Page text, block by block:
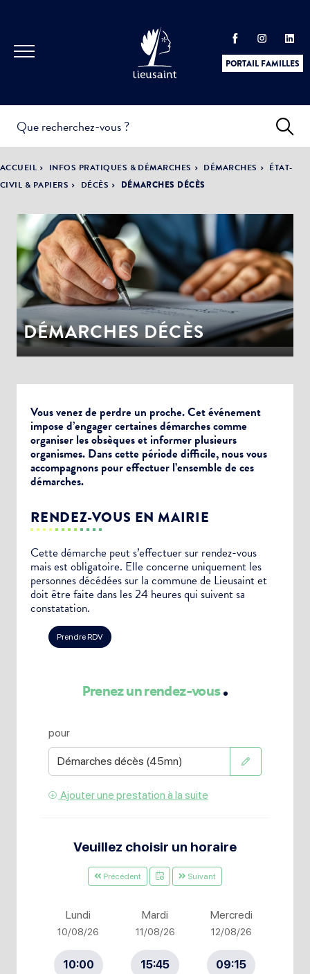
PORTAIL FAMILLES
PRATIQUES &
DÉMARCHES
ACTUALITÉS &
ÉVÈNEMENTS
LA VILLE
DÉMOCRATIE
PARTICIPATIVE
ACCUEIL INFOS PRATIQUES & DÉMARCHES DÉMARCHES
ÉTAT-
CIVIL & PAPIERS
DÉCÈS DÉMARCHES DÉCÈS
DÉMARCHES DÉCÈS
Vous venez de perdre un proche. Cet événement
impose d’engager certaines démarches comme
organiser les obsèques et informer plusieurs
organismes. Dans cette période difficile, nous vous
accompagnons pour effectuer l’ensemble de ces
démarches.
RENDEZ-VOUS EN MAIRIE
Cette démarche peut s’effectuer sur rendez-vous
mais est obligatoire. Elle concerne uniquement les
personnes décédées sur la commune de Lieusaint et
doit être faite dans les 24 heures qui suivent sa
constatation.